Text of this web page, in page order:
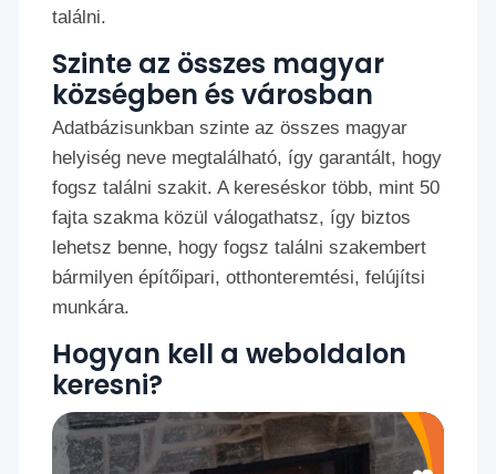
találni.
Szinte az összes magyar
községben és városban
Adatbázisunkban szinte az összes magyar
helyiség neve megtalálható, így garantált, hogy
fogsz találni szakit. A kereséskor több, mint 50
fajta szakma közül válogathatsz, így biztos
lehetsz benne, hogy fogsz találni szakembert
bármilyen építőipari, otthonteremtési, felújítsi
munkára.
Hogyan kell a weboldalon
keresni?